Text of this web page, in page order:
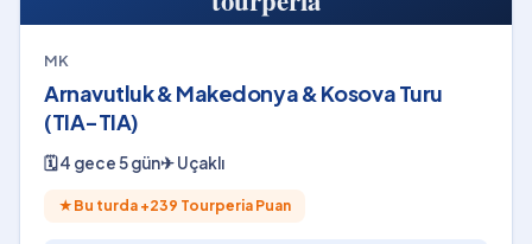
MK
Arnavutluk & Makedonya & Kosova Turu
(TIA-TIA)
🗓4 gece 5 gün✈Uçaklı
★ Bu turda +239 Tourperia Puan